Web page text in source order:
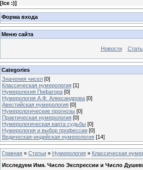
[Ice :)]
Форма входа
Меню сайта
Новости
Categories
Значения чисел [0]
Классическая нумерология [1]
Нумерология Пифагора [0]
Нумерология А.Ф. Александрова [0]
Авестийская нумерология [0]
Нумерологические прогнозы [0]
Практическая нумерология [0]
Нумерологическая карта судьбы [0]
Нумерология и выбор профессии [0]
Ведическая-индийская нумерология [14]
Главная » Статьи » Нумерология » Классическая
Исследуем Имя. Число Экспрессии и Число